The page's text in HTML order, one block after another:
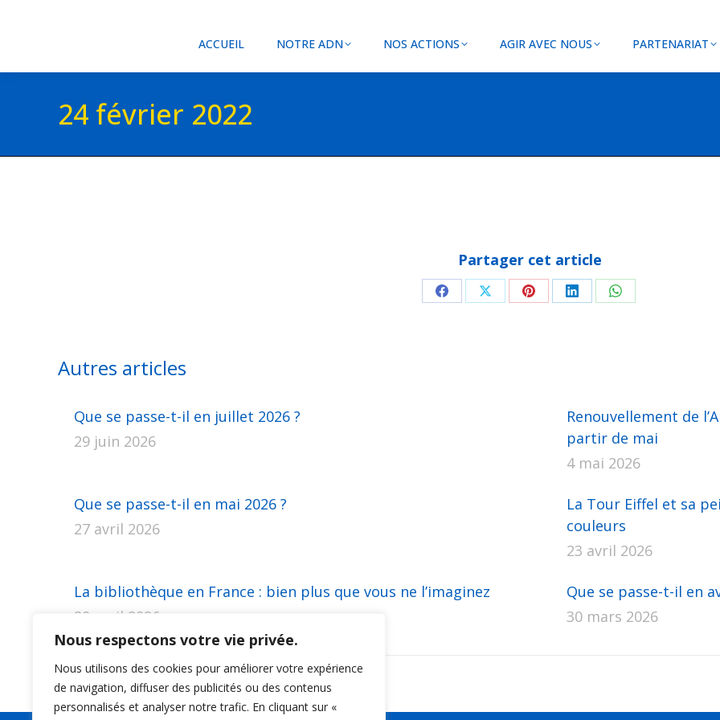
Nous respectons votre vie privée.
Nous utilisons des cookies pour améliorer votre expérience
de navigation, diffuser des publicités ou des contenus
personnalisés et analyser notre trafic. En cliquant sur «
ACCUEIL NOTRE ADN NOS ACTIONS AGIR AVEC NOUS PARTENARIAT
24 février 2022
Partager cet article
PartagerPartagerPartagerPartagerPartager
Autres articles
Que se passe-t-il en juillet 2026 ?
29 juin 2026
Renouvellement de
partir de mai
4 mai 2026
Que se passe-t-il en mai 2026 ?
27 avril 2026
La Tour Eiffel et sa
couleurs
23 avril 2026
La bibliothèque en France : bien plus que vous ne l’imaginez
20 avril 2026
Que se passe-t-il en
30 mars 2026